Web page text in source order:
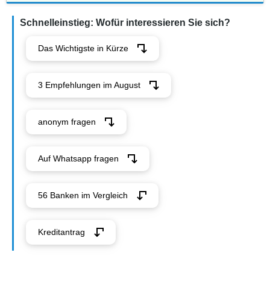
Schnelleinstieg: Wofür interessieren Sie sich?
Das Wichtigste in Kürze
3 Empfehlungen im August
anonym fragen
Auf Whatsapp fragen
56 Banken im Vergleich
Kreditantrag